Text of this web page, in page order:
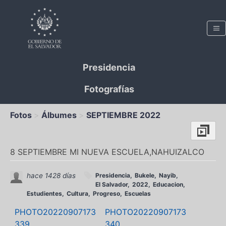
Presidencia
Fotografías
Fotos Álbumes SEPTIEMBRE 2022
8 SEPTIEMBRE MI NUEVA ESCUELA,NAHUIZALCO
hace 1428 días Presidencia Bukele Nayib
El Salvador 2022
Educacion
Estudientes Cultura Progreso Escuelas
PHOTO20220907173
339
PHOTO20220907173
340